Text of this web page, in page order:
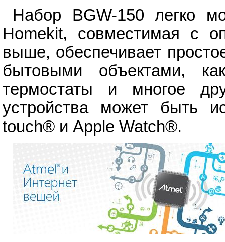
Набор BGW-150 легко
Homekit, совместимая с
выше, обеспечивает
бытовыми объектами,
термостаты и многое
устройства может быть
touch® и Apple Watch®.